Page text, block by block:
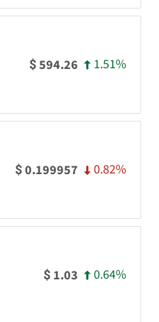
$594.26 1.51%
$0.199957 0.82%
$ 1.03 0.64%